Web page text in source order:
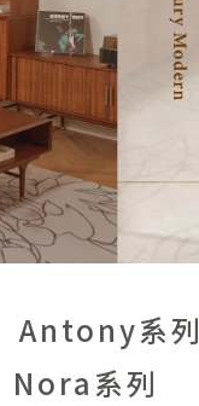
Antony系列
Nora系列